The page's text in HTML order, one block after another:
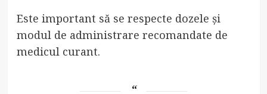
Este important să se respecte dozele și
modul de administrare recomandate de
medicul curant.